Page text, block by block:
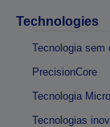
Technologies
Tecnologia sem
PrecisionCore
Tecnologia
Tecnologias